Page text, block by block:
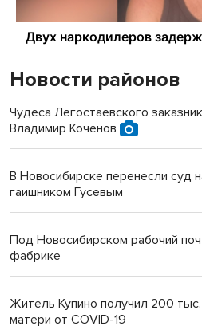
Новости районов
Чудеса Легостаевского
Владимир Коченов
В Новосибирске перенесли суд
гаишником Гусевым
Под Новосибирском рабочий
фабрике
Житель Купино получил 200
матери от COVID-19